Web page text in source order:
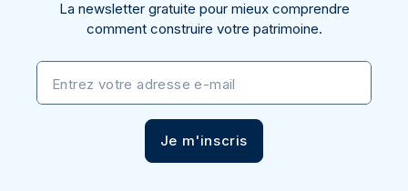
La newsletter gratuite pour mieux comprendre
comment construire votre patrimoine.
Entrez votre adresse e-mail
Je m'inscris